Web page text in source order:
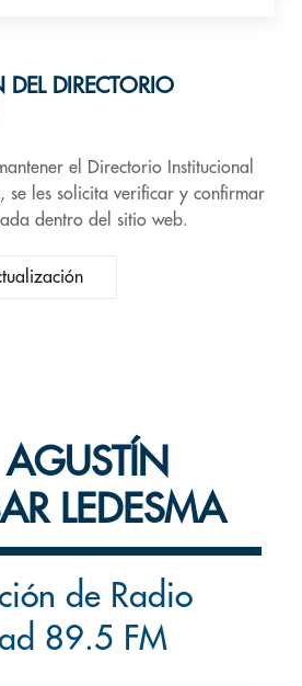
DIRECTORIO
el Directorio Institucional
se les solicita verificar y confirmar
dentro del sitio web.
LEDESMA
de Radio
89.5 FM